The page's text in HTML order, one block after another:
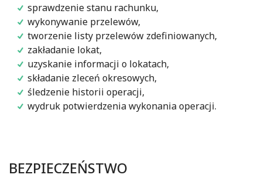
sprawdzenie stanu rachunku,
wykonywanie przelewów,
tworzenie listy przelewów zdefiniowanych,
zakładanie lokat,
uzyskanie informacji o lokatach,
składanie zleceń okresowych,
śledzenie historii operacji,
wydruk potwierdzenia wykonania operacji.
BEZPIECZEŃSTWO